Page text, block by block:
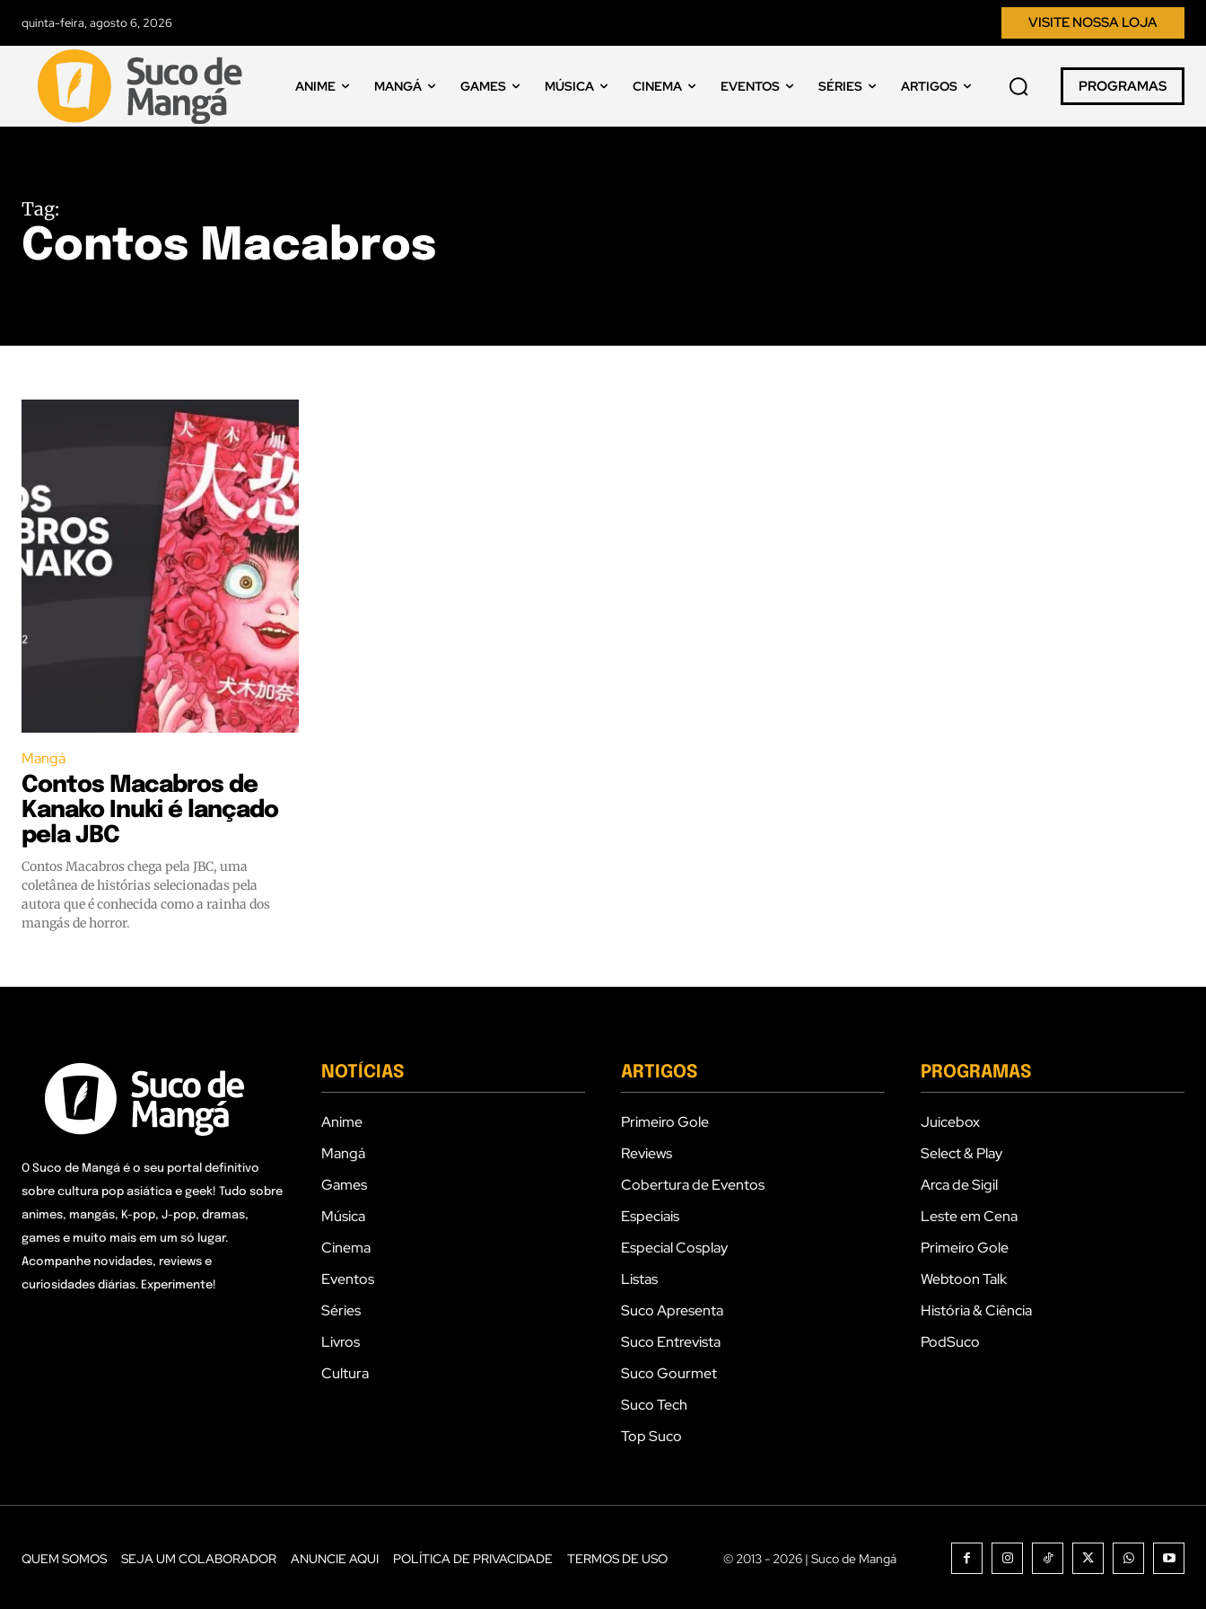
quinta-feira, agosto 6, 2026 VISITE NOSSA LOJA
ANIME MANGÁ GAMES MÚSICA CINEMA EVENTOS SÉRIES ARTIGOS PROGRAMAS
Tag:
Contos Macabros
Mangá
Contos Macabros de
Kanako Inuki é lançado
pela JBC
Contos Macabros chega pela JBC, uma
coletânea de histórias selecionadas pela
autora que é conhecida como a rainha dos
mangás de horror.
O Suco de Mangá é o seu portal definitivo
sobre cultura pop asiática e geek! Tudo sobre
animes, mangás, K-pop, J-pop, dramas,
games e muito mais em um só lugar.
Acompanhe novidades, reviews e
curiosidades diárias. Experimente!
NOTÍCIAS
Anime
Mangá
Games
Música
Cinema
Eventos
Séries
Livros
Cultura
ARTIGOS
Primeiro Gole
Reviews
Cobertura de Eventos
Especiais
Especial Cosplay
Listas
Suco Apresenta
Suco Entrevista
Suco Gourmet
Suco Tech
Top Suco
PROGRAMAS
Juicebox
Select & Play
Arca de Sigil
Leste em Cena
Primeiro Gole
Webtoon Talk
História & Ciência
PodSuco
QUEM SOMOS SEJA UM COLABORADOR ANUNCIE AQUI POLÍTICA DE PRIVACIDADE TERMOS DE USO © 2013 - 2026 | Suco de Mangá